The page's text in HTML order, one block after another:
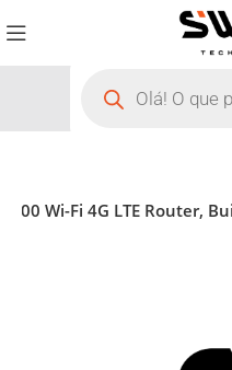
Wi-Fi 4G LTE Router,